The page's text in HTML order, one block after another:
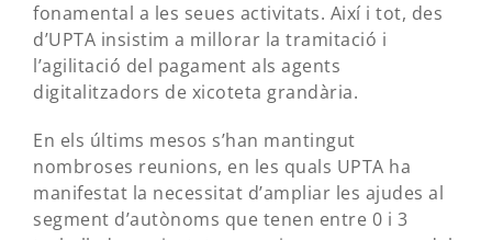
fonamental a les seues activitats. Així i tot, des
d’UPTA insistim a millorar la tramitació i
l’agilitació del pagament als agents
digitalitzadors de xicoteta grandària.
En els últims mesos s’han mantingut
nombroses reunions, en les quals UPTA ha
manifestat la necessitat d’ampliar les ajudes al
segment d’autònoms que tenen entre 0 i 3